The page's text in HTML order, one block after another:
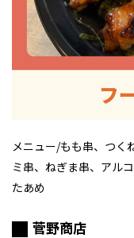
メニュー/もも串、つく
ミ串、ねぎま串、アル
たあめ
菅野商店